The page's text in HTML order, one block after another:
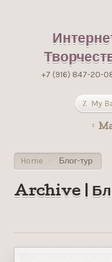
+7 (916) 847-20-
My
Home > Блог-тур
Archive |